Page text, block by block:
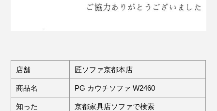
店舗 匠ソファ京都本店
商品名 PG カウチソファ W2460
知った
京都家具店ソファで検索